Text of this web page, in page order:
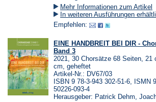
Mehr Informationen zum Artikel
In weiteren Ausführungen
Empfehlen:
EINE HANDBREIT BEI DIR -
Band 3
2021, 30 Chorsätze 68 Seiten, 21
cm, geheftet
Artikel-Nr.: DV67/03
ISBN 9 78-3-943 302-51-6, ISMN
50226-093-4
Herausgeber: Patrick Dehm,